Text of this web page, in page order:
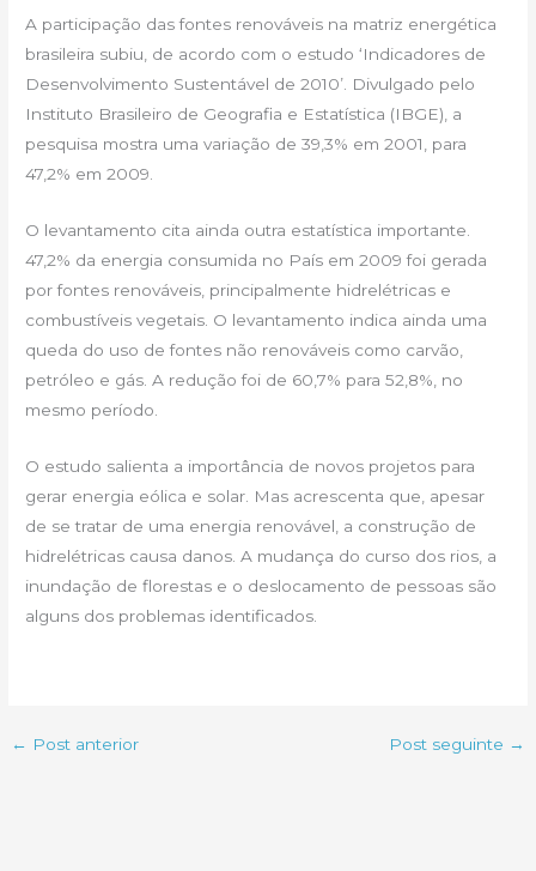
A participação das fontes renováveis na matriz energética
brasileira subiu, de acordo com o estudo ‘Indicadores de
Desenvolvimento Sustentável de 2010’. Divulgado pelo
Instituto Brasileiro de Geografia e Estatística (IBGE), a
pesquisa mostra uma variação de 39,3% em 2001, para
47,2% em 2009.
O levantamento cita ainda outra estatística importante.
47,2% da energia consumida no País em 2009 foi gerada
por fontes renováveis, principalmente hidrelétricas e
combustíveis vegetais. O levantamento indica ainda uma
queda do uso de fontes não renováveis como carvão,
petróleo e gás. A redução foi de 60,7% para 52,8%, no
mesmo período.
O estudo salienta a importância de novos projetos para
gerar energia eólica e solar. Mas acrescenta que, apesar
de se tratar de uma energia renovável, a construção de
hidrelétricas causa danos. A mudança do curso dos rios, a
inundação de florestas e o deslocamento de pessoas são
alguns dos problemas identificados.
← Post anterior Post seguinte →